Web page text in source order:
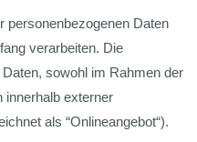
personenbezogenen Daten
verarbeiten. Die
sowohl im Rahmen der
innerhalb externer
als “Onlineangebot“).